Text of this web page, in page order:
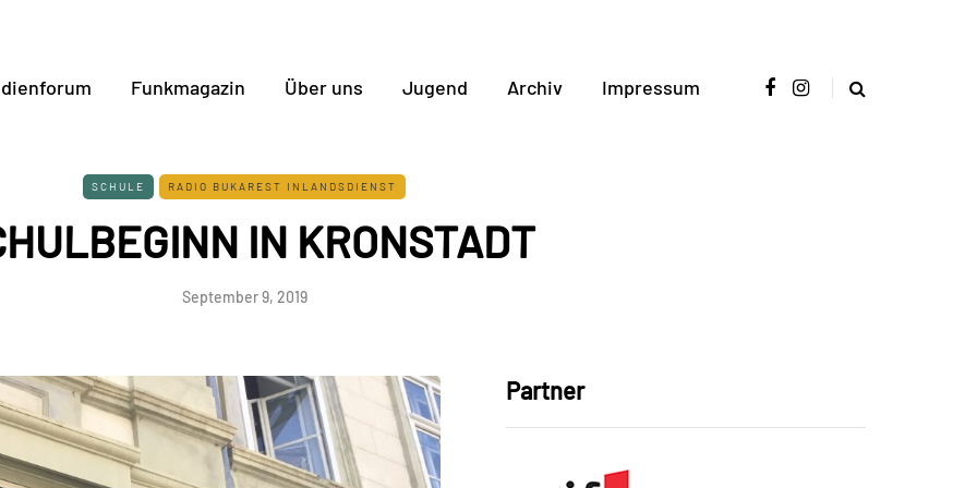
Funkmagazin Über uns Jugend Archiv Impressum
SCHULE RADIO BUKAREST INLANDSDIENST
IN KRONSTADT
September 9, 2019
Partner